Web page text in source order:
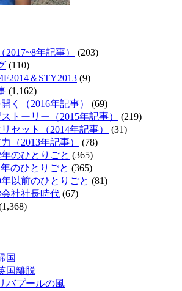
年記事）
(203)
(110)
＆STY2013 (9)
(1,162)
く（2016年記事）
(69)
トーリー（2015年記事）
(219)
セット（2014年記事）
(31)
（2013年記事）
(78)
年のひとりごと (365)
年のひとりごと (365)
年以前のひとりごと (81)
会社社長時代 (67)
国
国離脱
バプールの風